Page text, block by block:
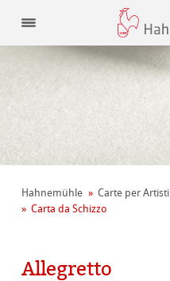
Hahnemühle Carte per Artisti
Carta da Schizzo
Allegretto